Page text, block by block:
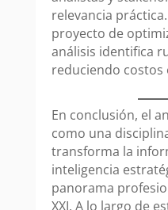
relevancia
proyecto de
análisis identifica
reduciendo costos
En conclusión, el
como una
transforma la
inteligencia
panorama
XXI. A lo largo de